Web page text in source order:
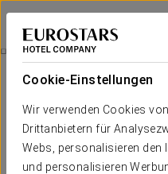
Cookie-Einstellungen
Wir verwenden Cookies
Drittanbietern für
Webs, personalisieren den
und personalisieren
Eurostars Azahar
CÓRDOBA
Entdecken Sie Die Mezquita